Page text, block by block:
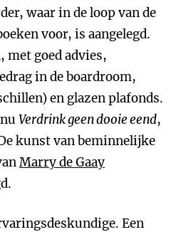
waar in de loop van de
voor, is aangelegd.
met goed advies,
in de boardroom,
en glazen plafonds.
Verdrink geen dooie eend,
kunst van beminnelijke
Marry de Gaay
Een